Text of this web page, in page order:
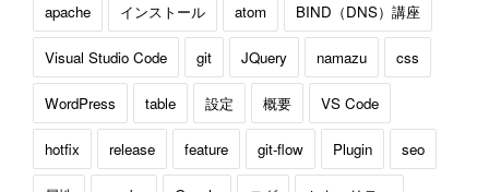
apache インストール atom BIND（DNS）講座
Visual Studio Code git JQuery namazu css
WordPress table 設定 概要 VS Code
hotfix release feature git-flow Plugin seo